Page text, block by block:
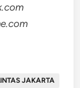
JAKARTA